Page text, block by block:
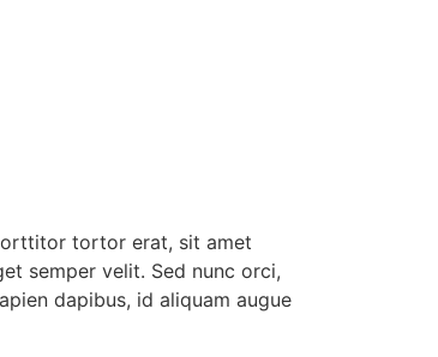
tortor erat, sit amet
semper velit. Sed nunc orci,
dapibus, id aliquam augue